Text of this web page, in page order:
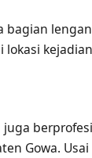
Gowa.